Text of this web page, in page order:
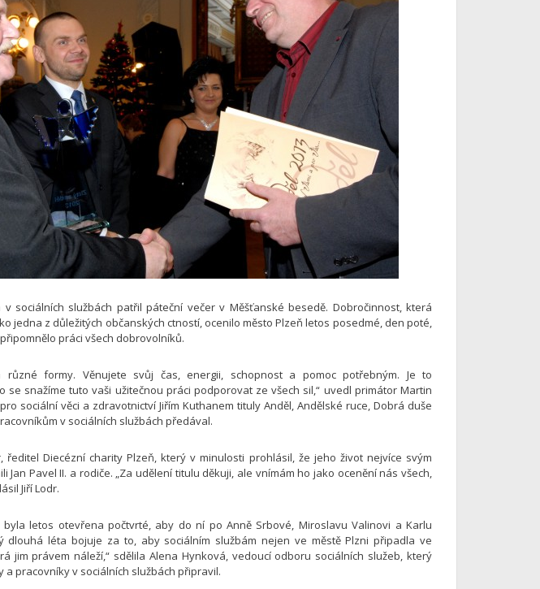
sociálních službách patřil páteční večer v Měšťanské besedě. Dobročinnost, která
jedna z důležitých občanských ctností, ocenilo město Plzeň letos posedmé, den poté,
práci všech dobrovolníků.
různé formy. Věnujete svůj čas, energii, schopnost a pomoc potřebným. Je to
se snažíme tuto vaši užitečnou práci podporovat ze všech sil,“ uvedl primátor Martin
sociální věci a zdravotnictví Jiřím Kuthanem tituly Anděl, Andělské ruce, Dobrá duše
v sociálních službách předával.
ředitel Diecézní charity Plzeň, který v minulosti prohlásil, že jeho život nejvíce svým
Jan Pavel II. a rodiče. „Za udělení titulu děkuji, ale vnímám ho jako ocenění nás všech,
Jiří Lodr.
byla letos otevřena počtvrté, aby do ní po Anně Srbové, Miroslavu Valinovi a Karlu
dlouhá léta bojuje za to, aby sociálním službám nejen ve městě Plzni připadla ve
jim právem náleží,“ sdělila Alena Hynková, vedoucí odboru sociálních služeb, který
pracovníky v sociálních službách připravil.